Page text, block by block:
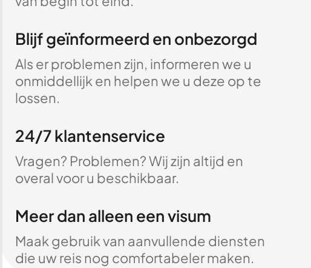
Blijf geïnformeerd en onbezorgd
Als er problemen zijn, informeren we u
onmiddellijk en helpen we u deze op te
lossen.
24/7 klantenservice
Vragen? Problemen? Wij zijn altijd en
overal voor u beschikbaar.
Meer dan alleen een visum
Maak gebruik van aanvullende diensten
die uw reis nog comfortabeler maken.